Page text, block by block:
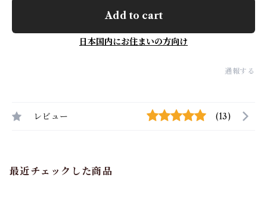
Add to cart
日本国内にお住まいの方向け
通報する
レビュー (13)
最近チェックした商品